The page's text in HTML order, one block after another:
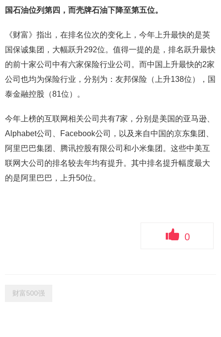
国石油位列第四，而壳牌石油下降至第五位。
《财富》指出，在排名位次的变化上，今年上升最快的是英
国保诚集团，大幅跃升292位。值得一提的是，排名跃升最快
的前十家公司中有六家保险行业公司。而中国上升最快的2家
公司也均为保险行业，分别为：友邦保险（上升138位），国
泰金融控股（81位）。
今年上榜的互联网相关公司共有7家，分别是美国的亚马逊、
Alphabet公司、Facebook公司，以及来自中国的京东集团、
阿里巴巴集团、腾讯控股有限公司和小米集团。这些中美互
联网大公司的排名较去年均有提升。其中排名提升幅度最大
的是阿里巴巴，上升50位。
0
财富500强